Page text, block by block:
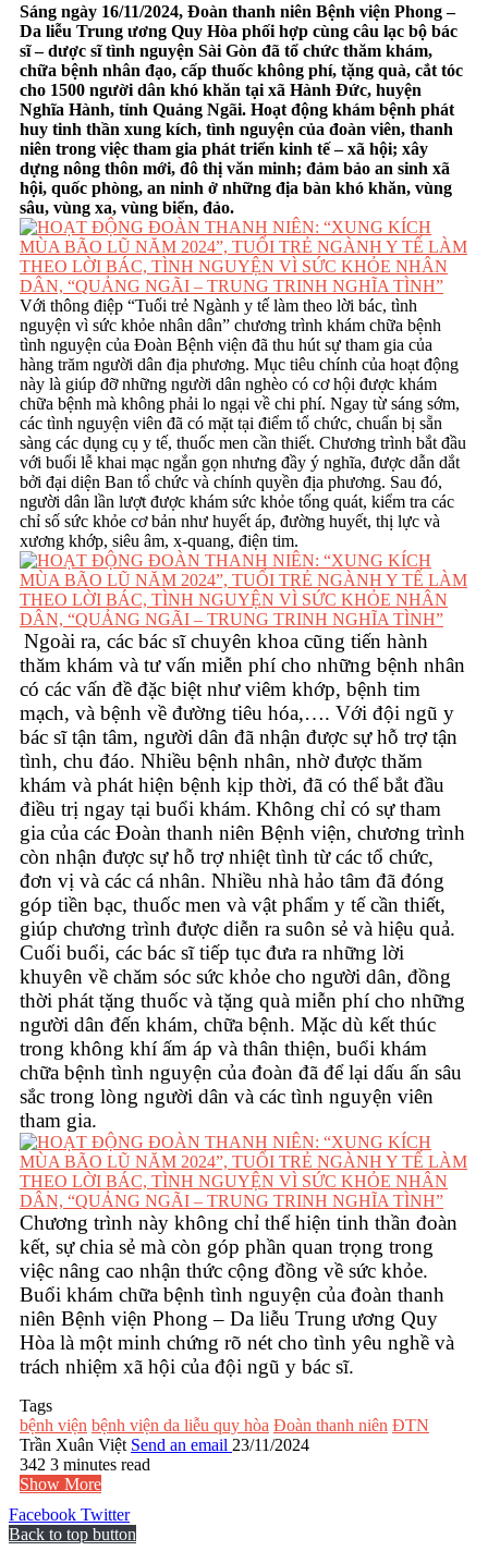
Sáng ngày 16/11/2024, Đoàn thanh niên Bệnh viện Phong –
Da liễu Trung ương Quy Hòa phối hợp cùng câu lạc bộ bác
sĩ – dược sĩ tình nguyện Sài Gòn đã tổ chức thăm khám,
chữa bệnh nhân đạo, cấp thuốc không phí, tặng quà, cắt tóc
cho 1500 người dân khó khăn tại xã Hành Đức, huyện
Nghĩa Hành, tỉnh Quảng Ngãi. Hoạt động khám bệnh phát
huy tinh thần xung kích, tình nguyện của đoàn viên, thanh
niên trong việc tham gia phát triển kinh tế – xã hội; xây
dựng nông thôn mới, đô thị văn minh; đảm bảo an sinh xã
hội, quốc phòng, an ninh ở những địa bàn khó khăn, vùng
sâu, vùng xa, vùng biển, đảo.
Với thông điệp “Tuổi trẻ Ngành y tế làm theo lời bác, tình
nguyện vì sức khỏe nhân dân” chương trình khám chữa bệnh
tình nguyện của Đoàn Bệnh viện đã thu hút sự tham gia của
hàng trăm người dân địa phương. Mục tiêu chính của hoạt động
này là giúp đỡ những người dân nghèo có cơ hội được khám
chữa bệnh mà không phải lo ngại về chi phí. Ngay từ sáng sớm,
các tình nguyện viên đã có mặt tại điểm tổ chức, chuẩn bị sẵn
sàng các dụng cụ y tế, thuốc men cần thiết. Chương trình bắt đầu
với buổi lễ khai mạc ngắn gọn nhưng đầy ý nghĩa, được dẫn dắt
bởi đại diện Ban tổ chức và chính quyền địa phương. Sau đó,
người dân lần lượt được khám sức khỏe tổng quát, kiểm tra các
chỉ số sức khỏe cơ bản như huyết áp, đường huyết, thị lực và
xương khớp, siêu âm, x-quang, điện tim.
Ngoài ra, các bác sĩ chuyên khoa cũng tiến hành
thăm khám và tư vấn miễn phí cho những bệnh nhân
có các vấn đề đặc biệt như viêm khớp, bệnh tim
mạch, và bệnh về đường tiêu hóa,…. Với đội ngũ y
bác sĩ tận tâm, người dân đã nhận được sự hỗ trợ tận
tình, chu đáo. Nhiều bệnh nhân, nhờ được thăm
khám và phát hiện bệnh kịp thời, đã có thể bắt đầu
điều trị ngay tại buổi khám. Không chỉ có sự tham
gia của các Đoàn thanh niên Bệnh viện, chương trình
còn nhận được sự hỗ trợ nhiệt tình từ các tổ chức,
đơn vị và các cá nhân. Nhiều nhà hảo tâm đã đóng
góp tiền bạc, thuốc men và vật phẩm y tế cần thiết,
giúp chương trình được diễn ra suôn sẻ và hiệu quả.
Cuối buổi, các bác sĩ tiếp tục đưa ra những lời
khuyên về chăm sóc sức khỏe cho người dân, đồng
thời phát tặng thuốc và tặng quà miễn phí cho những
người dân đến khám, chữa bệnh. Mặc dù kết thúc
trong không khí ấm áp và thân thiện, buổi khám
chữa bệnh tình nguyện của đoàn đã để lại dấu ấn sâu
sắc trong lòng người dân và các tình nguyện viên
tham gia.
Chương trình này không chỉ thể hiện tinh thần đoàn
kết, sự chia sẻ mà còn góp phần quan trọng trong
việc nâng cao nhận thức cộng đồng về sức khỏe.
Buổi khám chữa bệnh tình nguyện của đoàn thanh
niên Bệnh viện Phong – Da liễu Trung ương Quy
Hòa là một minh chứng rõ nét cho tình yêu nghề và
trách nhiệm xã hội của đội ngũ y bác sĩ.
Tags
bệnh viện bệnh viện da liễu quy hòa Đoàn thanh niên ĐTN
Trần Xuân Việt Send an email 23/11/2024
342 3 minutes read
Show More
Facebook Twitter
Back to top button